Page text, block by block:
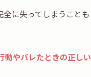
に失ってしまうことも
動やバレたときの正しい